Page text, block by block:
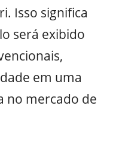
Isso significa
será exibido
em uma
no mercado de